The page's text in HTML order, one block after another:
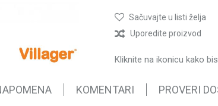
Sačuvajte u listi želja
Uporedite proizvod
Kliknite na ikonicu kako
KOMENTARI PROVERI